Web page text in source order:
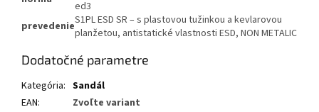
ed3
prevedenieS1PL ESD SR – s plastovou tužinkou a kevlarovou
planžetou, antistatické vlastnosti ESD, NON METALIC
Dodatočné parametre
Kategória: Sandál
EAN:
Zvoľte variant